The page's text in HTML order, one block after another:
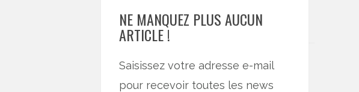
NE MANQUEZ PLUS AUCUN
ARTICLE !
Saisissez votre adresse e-mail
pour recevoir toutes les news